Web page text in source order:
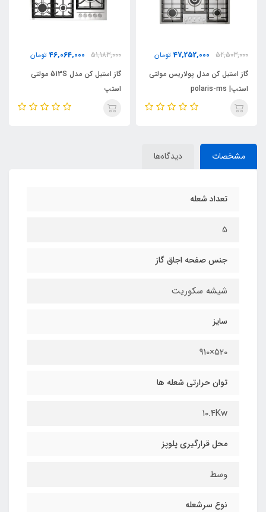
52,503,000
47,252,000 تومان
گاز استیل کن مدل پولاریس مولتی
استپ| polaris-ms
51,183,000
46,064,000 تومان
گاز استیل کن مدل 513S مولتی
استپ
مشخصات دیدگاه‌ها
تعداد شعله
5
جنس صفحه اجاق گاز
شیشه سکوریت
سایز
520×910
توان حرارتی شعله ها
١٠.٤Kw
محل قرارگیري پلوپز
وسط
نوع سرشعله